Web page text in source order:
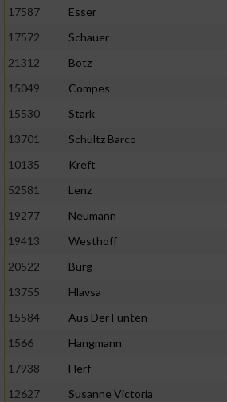
17587 Esser
17572
Schauer
21312
Botz
15049
Compes
15530
Stark
13701
Schultz Barco
10135
Kreft
52581
Lenz
19277
Neumann
19413
Westhoff
20522
Burg
13755
Hlavsa
15584
Aus Der Fünten
1566
Hangmann
17938
Herf
12627
Susanne Victoria